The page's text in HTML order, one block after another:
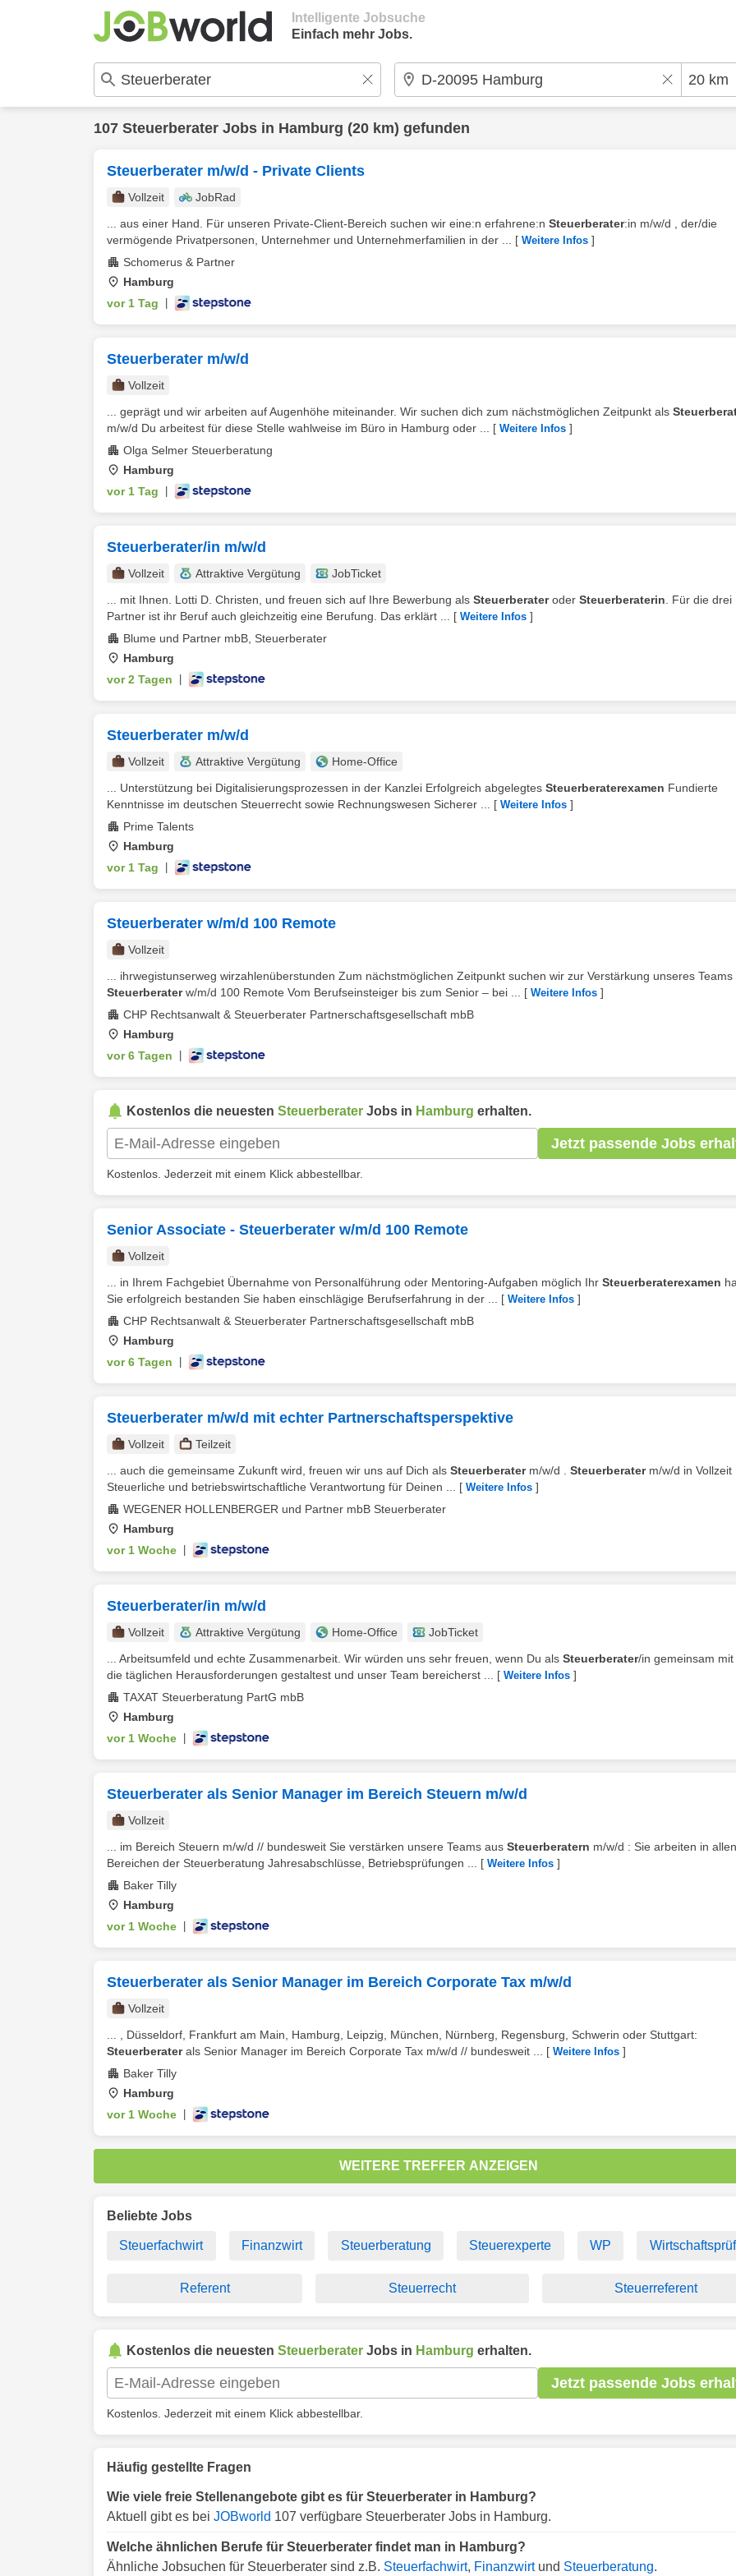
Intelligente Jobsuche
Einfach mehr Jobs.
107 Steuerberater Jobs in Hamburg (20 km) gefunden
Steuerberater m/w/d - Private Clients
Vollzeit
JobRad
... aus einer Hand. Für unseren Private-Client-Bereich suchen wir eine:n erfahrene:n Steuerberater:in m/w/d , der/die
vermögende Privatpersonen, Unternehmer und Unternehmerfamilien in der ...
[ Weitere Infos ]
Schomerus & Partner
Hamburg
vor 1 Tag
Steuerberater m/w/d
Vollzeit
... geprägt und wir arbeiten auf Augenhöhe miteinander. Wir suchen dich zum nächstmöglichen Zeitpunkt als
m/w/d Du arbeitest für diese Stelle wahlweise im Büro in Hamburg oder ...
[ Weitere Infos ]
Olga Selmer Steuerberatung
Hamburg
vor 1 Tag
Steuerberater/in m/w/d
Vollzeit Attraktive Vergütung
JobTicket
... mit Ihnen. Lotti D. Christen, und freuen sich auf Ihre Bewerbung als Steuerberateroder Steuerberaterin . Für die drei
Partner ist ihr Beruf auch gleichzeitig eine Berufung. Das erklärt ...
[ Weitere Infos ]
Blume und Partner mbB, Steuerberater
Hamburg
vor 2 Tagen
Steuerberater m/w/d
Vollzeit Attraktive Vergütung
Home-Office
... Unterstützung bei Digitalisierungsprozessen in der Kanzlei Erfolgreich abgelegtes Steuerberaterexamen Fundierte
Kenntnisse im deutschen Steuerrecht sowie Rechnungswesen Sicherer ...
[ Weitere Infos ]
Prime Talents
Hamburg
vor 1 Tag
Steuerberater w/m/d 100 Remote
Vollzeit
... ihrwegistunserweg wirzahlenüberstunden Zum nächstmöglichen Zeitpunkt suchen wir zur Verstärkung unseres Teams
Steuerberaterw/m/d 100 Remote Vom Berufseinsteiger bis zum Senior – bei ... [ Weitere Infos ]
CHP Rechtsanwalt & Steuerberater Partnerschaftsgesellschaft mbB
Hamburg
vor 6 Tagen
Kostenlos die neuesten Steuerberater Jobs in Hamburg erhalten.
Jetzt passende Jobs
Kostenlos. Jederzeit mit einem Klick abbestellbar.
Senior Associate - Steuerberater w/m/d 100 Remote
Vollzeit
... in Ihrem Fachgebiet Übernahme von Personalführung oder Mentoring-Aufgaben möglich Ihr Steuerberaterexamen
Sie erfolgreich bestanden Sie haben einschlägige Berufserfahrung in der ...
[ Weitere Infos ]
CHP Rechtsanwalt & Steuerberater Partnerschaftsgesellschaft mbB
Hamburg
vor 6 Tagen
Steuerberater m/w/d mit echter Partnerschaftsperspektive
Vollzeit
Teilzeit
... auch die gemeinsame Zukunft wird, freuen wir uns auf Dich als Steuerberaterm/w/d . Steuerberaterm/w/d in Vollzeit
Steuerliche und betriebswirtschaftliche Verantwortung für Deinen ...
[ Weitere Infos ]
WEGENER HOLLENBERGER und Partner mbB Steuerberater
Hamburg
vor 1 Woche
Steuerberater/in m/w/d
Vollzeit Attraktive Vergütung Home-Office
JobTicket
... Arbeitsumfeld und echte Zusammenarbeit. Wir würden uns sehr freuen, wenn Du als Steuerberater/in gemeinsam mit
die täglichen Herausforderungen gestaltest und unser Team bereicherst ...
[ Weitere Infos ]
TAXAT Steuerberatung PartG mbB
Hamburg
vor 1 Woche
Steuerberater als Senior Manager im Bereich Steuern m/w/d
Vollzeit
... im Bereich Steuern m/w/d // bundesweit Sie verstärken unsere Teams aus Steuerberatern m/w/d : Sie arbeiten in allen
Bereichen der Steuerberatung Jahresabschlüsse, Betriebsprüfungen ...
[ Weitere Infos ]
Baker Tilly
Hamburg
vor 1 Woche
Steuerberater als Senior Manager im Bereich Corporate Tax m/w/d
Vollzeit
... , Düsseldorf, Frankfurt am Main, Hamburg, Leipzig, München, Nürnberg, Regensburg, Schwerin oder Stuttgart:
Steuerberaterals Senior Manager im Bereich Corporate Tax m/w/d // bundesweit ... [ Weitere Infos ]
Baker Tilly
Hamburg
vor 1 Woche
WEITERE TREFFER ANZEIGEN
Beliebte Jobs
Steuerfachwirt Finanzwirt Steuerberatung Steuerexperte WP
Referent Steuerrecht Steuerreferent
Kostenlos die neuesten Steuerberater Jobs in Hamburg erhalten.
Jetzt passende Jobs
Kostenlos. Jederzeit mit einem Klick abbestellbar.
Häufig gestellte Fragen
Wie viele freie Stellenangebote gibt es für Steuerberater in Hamburg?
Aktuell gibt es bei JOBworld 107 verfügbare Steuerberater Jobs in Hamburg.
Welche ähnlichen Berufe für Steuerberater findet man in Hamburg?
Ähnliche Jobsuchen für Steuerberater sind z.B. Steuerfachwirt, Finanzwirtund Steuerberatung.